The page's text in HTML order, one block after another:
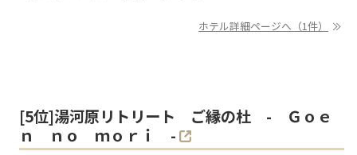
ホテル詳細ページへ（1件）
[5位]湯河原リトリート ご縁の杜 - Ｇｏｅ
ｎ ｎｏ ｍｏｒｉ -